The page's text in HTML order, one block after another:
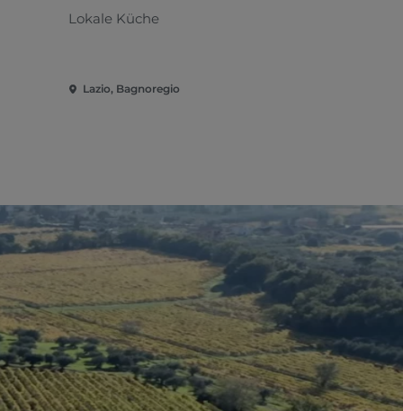
Lokale Küche
Lazio, Bagnoregio